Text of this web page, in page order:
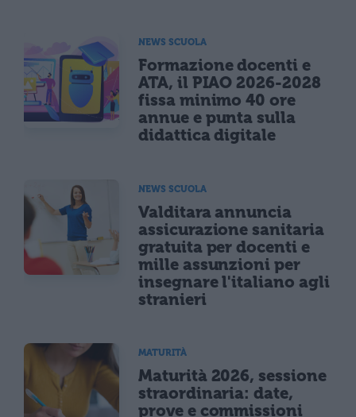
NEWS SCUOLA
Formazione docenti e
ATA, il PIAO 2026-2028
fissa minimo 40 ore
annue e punta sulla
didattica digitale
NEWS SCUOLA
Valditara annuncia
assicurazione sanitaria
gratuita per docenti e
mille assunzioni per
insegnare l'italiano agli
stranieri
MATURITÀ
Maturità 2026, sessione
straordinaria: date,
prove e commissioni